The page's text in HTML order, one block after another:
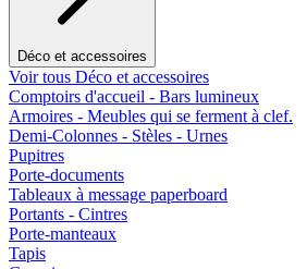
Déco et accessoires
Voir tous Déco et accessoires
Comptoirs d'accueil - Bars lumineux
Armoires - Meubles qui se ferment à clef.
Demi-Colonnes - Stèles - Urnes
Pupitres
Porte-documents
Tableaux à message paperboard
Portants - Cintres
Porte-manteaux
Tapis